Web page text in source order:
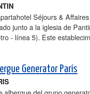
Séjours &
junto a la iglesia de
- línea 5). Este
Generator París